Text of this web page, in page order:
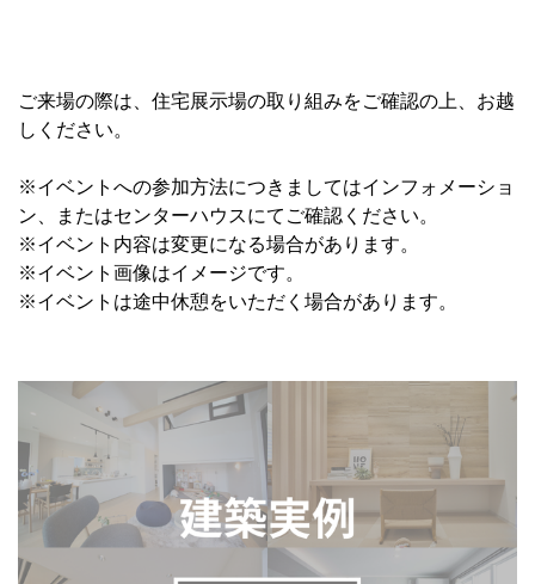
ご来場の際は、住宅展示場の取り組みをご確認の上、お越
しください。
※イベントへの参加方法につきましてはインフォメーショ
ン、またはセンターハウスにてご確認ください。
※イベント内容は変更になる場合があります。
※イベント画像はイメージです。
※イベントは途中休憩をいただく場合があります。